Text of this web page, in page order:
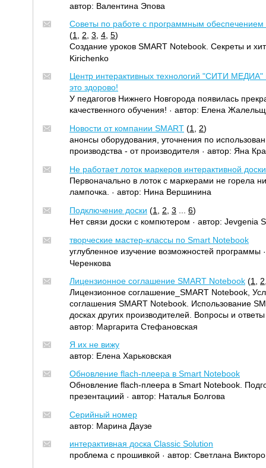
автор: Валентина Эпова
Советы по работе с программным обеспечением
(1, 2, 3, 4, 5)
Создание уроков SMART Notebook. Секреты и
Kirichenko
Центр интерактивных технологий "СИТИ
это здорово!
У педагогов Нижнего Новгорода появилась
качественного обучения! · автор: Елена
Новости от компании SMART (1, 2)
анонсы оборудования, уточнения по
производства - от производителя · автор: Яна
Не работает лоток маркеров интерактивной
Первоначально в лоток с маркерами не горела
лампочка. · автор: Нина Вершинина
Подключение доски (1, 2, 3 ... 6)
Нет связи доски с компютером · автор: Jevgenia
творческие мастер-классы по Smart Notebook
углубленное изучение возможностей программы
Черенкова
Лицензионное соглашение SMART Notebook (1, 2
Лицензионное соглашение_SMART Notebook,
соглашения SMART Notebook. Использование
досках других производителей. Вопросы и
автор: Маргарита Стефановская
Я их не вижу
автор: Елена Харьковская
Обновление flach-плеера в Smart Notebook
Обновление flach-плеера в Smart Notebook.
презентациий · автор: Наталья Болгова
Серийный номер
автор: Марина Даузе
интерактивная доска Classic Solution
проблема с прошивкой · автор: Светлана